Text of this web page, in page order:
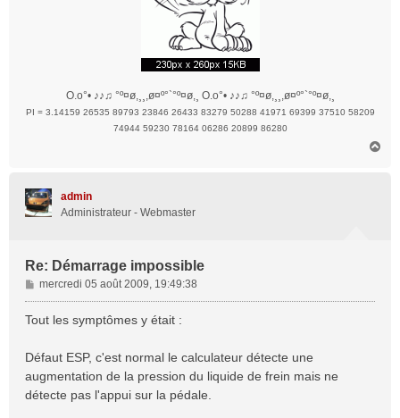
O.o°• ♪♪♫ °º¤ø,¸¸,ø¤º°`°º¤ø,¸ O.o°• ♪♪♫ °º¤ø,¸¸,ø¤º°`°º¤ø,¸
PI = 3.14159 26535 89793 23846 26433 83279 50288 41971 69399 37510 58209
74944 59230 78164 06286 20899 86280
admin
Administrateur - Webmaster
Re: Démarrage impossible
M
e
s
g
e
mercredi 05 août 2009, 19:49:38
Tout les symptômes y était :
Défaut ESP, c'est normal le calculateur détecte une
augmentation de la pression du liquide de frein mais ne
détecte pas l'appui sur la pédale.